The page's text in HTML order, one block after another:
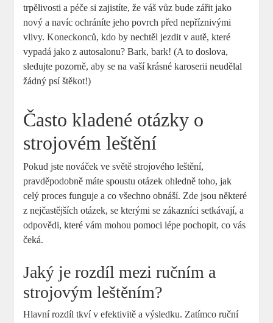
trpělivosti a ‍péče si zajistíte, že váš ‌vůz bude zářit jako
nový a navíc ⁣ochráníte jeho povrch před nepříznivými
⁣vlivy. Koneckonců, kdo by nechtěl jezdit ​v‌ autě, které
⁣vypadá jako⁢ z autosalonu? Bark, bark! (A to doslova,
sledujte​ pozorně, aby​ se na vaší krásné karoserii ⁢neudělal
žádný psí štěkot!)
Často kladené​ otázky o​
strojovém leštění
Pokud jste nováček ⁢ve⁤ světě ⁤strojového leštění,
pravděpodobně máte​ spoustu otázek ohledně toho, jak
celý proces ⁤funguje a co všechno obnáší.⁤ Zde ‌jsou některé
z nejčastějších otázek, se​ kterými se zákazníci setkávají, a
odpovědi, které vám mohou ‌pomoci lépe‍ pochopit, co vás
čeká.
Jaký je rozdíl ‍mezi ručním a
strojovým leštěním?
Hlavní rozdíl tkví v efektivitě a výsledku. Zatímco ruční